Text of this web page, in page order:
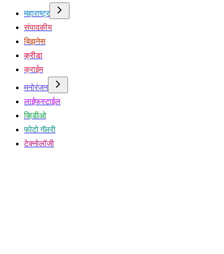
महाराष्ट्र
संपादकीय
बिझनेस
क्रीडा
क्राईम
मनोरंजन
लाईफस्टाईल
व्हिडीओ
फोटो गॅलरी
टेक्नोलॉजी